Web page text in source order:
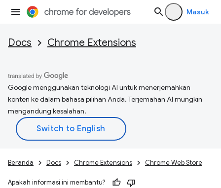
Masuk
Docs Chrome Extensions
Google menggunakan teknologi AI untuk menerjemahkan
konten ke dalam bahasa pilihan Anda. Terjemahan AI mungkin
mengandung kesalahan.
Beranda Docs Chrome Extensions Chrome Web Store
Apakah informasi ini membantu?